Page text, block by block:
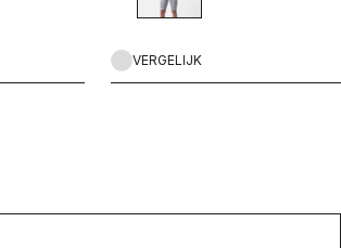
VERGELIJK